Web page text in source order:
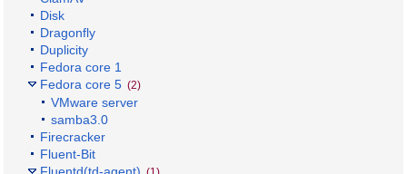
Disk
Dragonfly
Duplicity
Fedora core 1
Fedora core 5 (2)
VMware server
samba3.0
Firecracker
Fluent-Bit